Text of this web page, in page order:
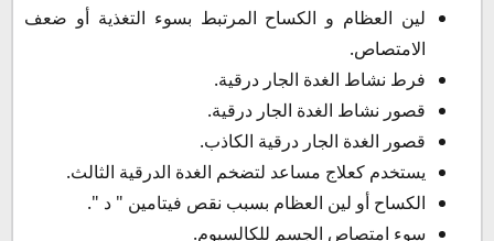
لين العظام و الكساح المرتبط بسوء التغذية أو ضعف
الامتصاص.
فرط نشاط الغدة الجار درقية.
قصور نشاط الغدة الجار درقية.
قصور الغدة الجار درقية الكاذب.
يستخدم كعلاج مساعد لتضخم الغدة الدرقية الثالث.
الكساح أو لين العظام بسبب نقص فيتامين " د ".
سوء امتصاص الجسم للكالسيوم.